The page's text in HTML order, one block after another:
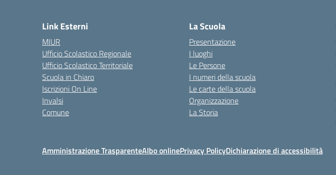
Link Esterni
MIUR
Ufficio Scolastico Regionale
Ufficio Scolastico Territoriale
Scuola in Chiaro
Iscrizioni On Line
Invalsi
Comune
La Scuola
Presentazione
I luoghi
Le Persone
I numeri della scuola
Le carte della scuola
Organizzazione
La Storia
Amministrazione TrasparenteAlbo onlinePrivacy PolicyDichiarazione di accessibilità